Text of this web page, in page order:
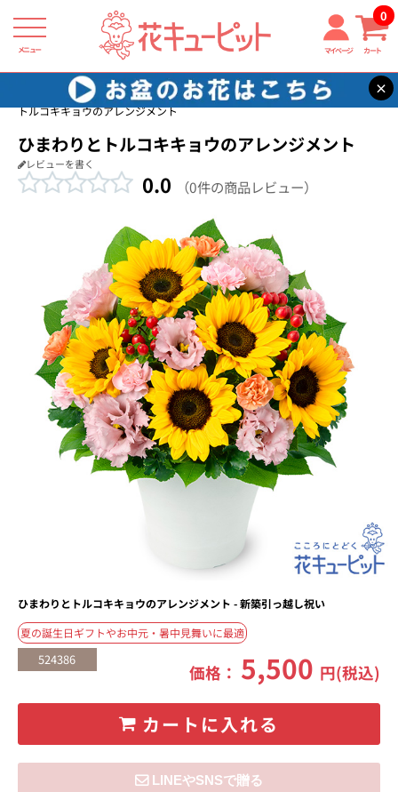
メニュー マイページ カート
0
×
花キューピット 新築引っ越し祝い
【新築引っ越し祝い】ひまわりと
トルコキキョウのアレンジメント
ひまわりとトルコキキョウのアレンジメント
レビューを書く
0.0 （0件の商品レビュー）
ひまわりとトルコキキョウのアレンジメント - 新築引っ越し祝い
夏の誕生日ギフトやお中元・暑中見舞いに最適
524386
価格： 5,500 円(税込)
カートに入れる